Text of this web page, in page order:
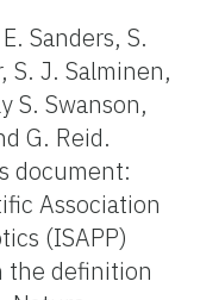
Sanders, S.
S. J. Salminen,
S. Swanson,
G. Reid.
document:
Association
(ISAPP)
the definition